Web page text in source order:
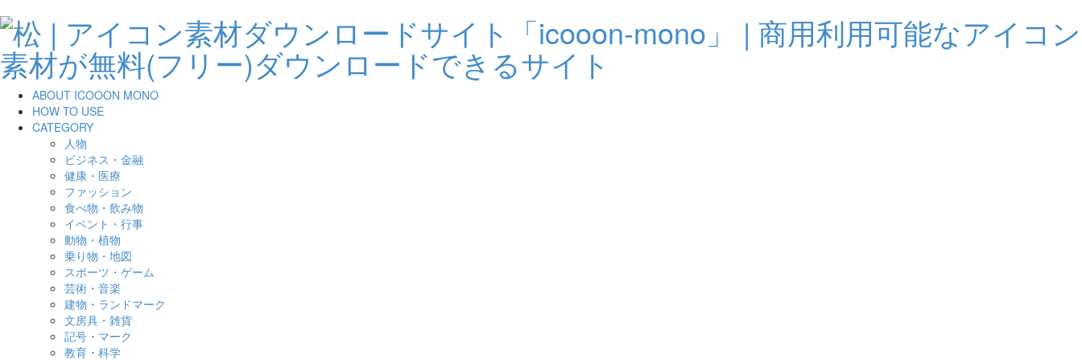
ABOUT ICOOON MONO
HOW TO USE
CATEGORY
人物
ビジネス・金融
健康・医療
ファッション
食べ物・飲み物
イベント・行事
動物・植物
乗り物・地図
スポーツ・ゲーム
芸術・音楽
建物・ランドマーク
文房具・雑貨
記号・マーク
教育・科学